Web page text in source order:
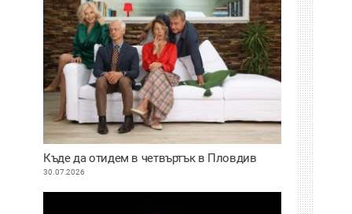
Къде да отидем в четвъртък в Пловдив
30.07.2026